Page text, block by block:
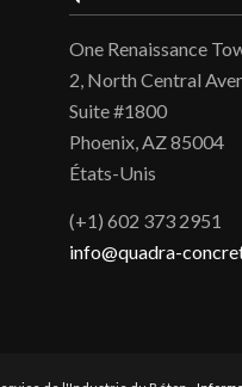
One Renaissance
2, North Central
Suite #1800
Phoenix, AZ 85004
États-Unis
(+1) 602 373 2951
info@quadra-